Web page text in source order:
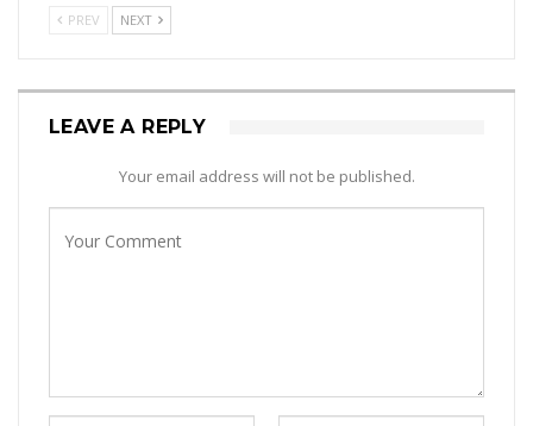
PREV NEXT
LEAVE A REPLY
Your email address will not be published.